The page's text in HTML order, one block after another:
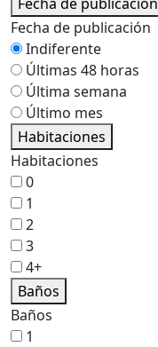
Fecha de publicación
Indiferente
Últimas 48 horas
Última semana
Último mes
Habitaciones
Habitaciones
0
1
2
3
4+
Baños
Baños
1